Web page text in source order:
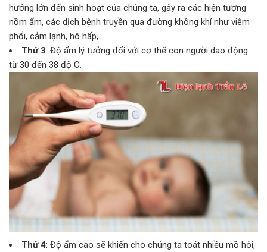
hưởng lớn đến sinh hoạt của chúng ta, gây ra các hiện tượng
nồm ẩm, các dịch bệnh truyền qua đường không khí như viêm
phổi, cảm lạnh, hô hấp,…
Thứ 3: Độ ẩm lý tưởng đối với cơ thể con người dao động
từ 30 đến 38 độ C.
Thứ 4: Độ ẩm cao sẽ khiến cho chúng ta toát nhiều mồ hôi,